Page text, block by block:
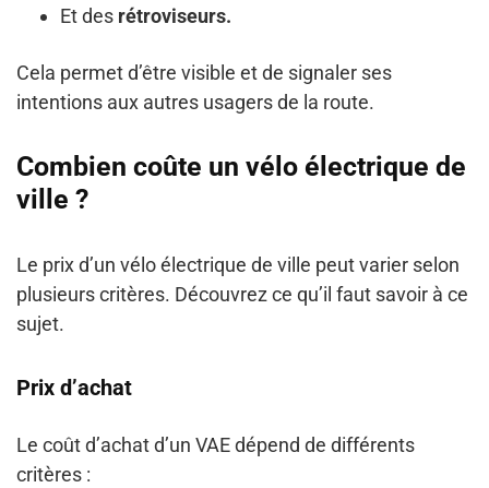
Et des rétroviseurs.
Cela permet d’être visible et de signaler ses
intentions aux autres usagers de la route.
Combien coûte un vélo électrique de
ville ?
Le prix d’un vélo électrique de ville peut varier selon
plusieurs critères. Découvrez ce qu’il faut savoir à ce
sujet.
Prix d’achat
Le coût d’achat d’un VAE dépend de différents
critères :